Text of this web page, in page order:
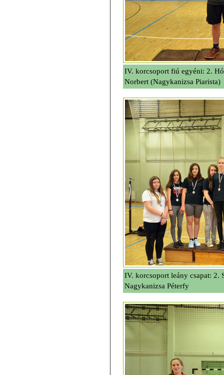
IV. korcsoport fiú egyéni: 2.
Norbert (Nagykanizsa Piarista)
IV. korcsoport leány csapat: 2.
Nagykanizsa Péterfy